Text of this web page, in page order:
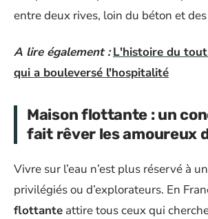
entre deux rives, loin du béton et
A lire également : L'histoire du
qui a bouleversé l'hospitalité
Maison flottante : un
fait rêver les amoureux
Vivre sur l’eau n’est plus réservé à
privilégiés ou d’explorateurs. En
flottante attire tous ceux qui